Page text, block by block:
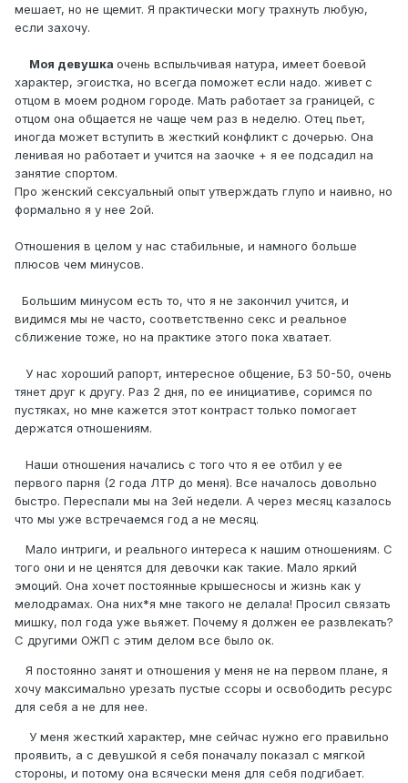
мешает, но не щемит. Я практически могу трахнуть любую,
если захочу.
Моя девушка очень вспыльчивая натура, имеет боевой
характер, эгоистка, но всегда поможет если надо. живет с
отцом в моем родном городе. Мать работает за границей, с
отцом она общается не чаще чем раз в неделю. Отец пьет,
иногда может вступить в жесткий конфликт с дочерью. Она
ленивая но работает и учится на заочке + я ее подсадил на
занятие спортом.
Про женский сексуальный опыт утверждать глупо и наивно, но
формально я у нее 2ой.
Отношения в целом у нас стабильные, и намного больше
плюсов чем минусов.
Большим минусом есть то, что я не закончил учится, и
видимся мы не часто, соответственно секс и реальное
сближение тоже, но на практике этого пока хватает.
У нас хороший рапорт, интересное общение, БЗ 50-50, очень
тянет друг к другу. Раз 2 дня, по ее инициативе, соримся по
пустяках, но мне кажется этот контраст только помогает
держатся отношениям.
Наши отношения начались с того что я ее отбил у ее
первого парня (2 года ЛТР до меня). Все началось довольно
быстро. Переспали мы на 3ей недели. А через месяц казалось
что мы уже встречаемся год а не месяц.
Мало интриги, и реального интереса к нашим отношениям. С
того они и не ценятся для девочки как такие. Мало яркий
эмоций. Она хочет постоянные крышесносы и жизнь как у
мелодрамах. Она них*я мне такого не делала! Просил связать
мишку, пол года уже вьяжет. Почему я должен ее развлекать?
С другими ОЖП с этим делом все было ок.
Я постоянно занят и отношения у меня не на первом плане, я
хочу максимально урезать пустые ссоры и освободить ресурс
для себя а не для нее.
У меня жесткий характер, мне сейчас нужно его правильно
проявить, а с девушкой я себя поначалу показал с мягкой
стороны, и потому она всячески меня для себя подгибает.